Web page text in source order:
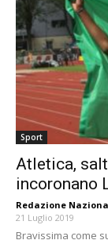
Sport
Atletica,
incoronano
Redazione
21 Luglio 2019
Bravissima come